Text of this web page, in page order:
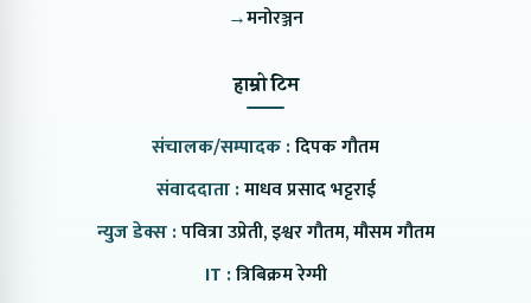
→मनोरञ्जन
हाम्रो टिम
संचालक/सम्पादक :दिपक गौतम
संवाददाता :माधव प्रसाद भट्टराई
न्युज डेक्स :पवित्रा उप्रेती, इश्वर गौतम, मौसम गौतम
IT :त्रिबिक्रम रेग्मी